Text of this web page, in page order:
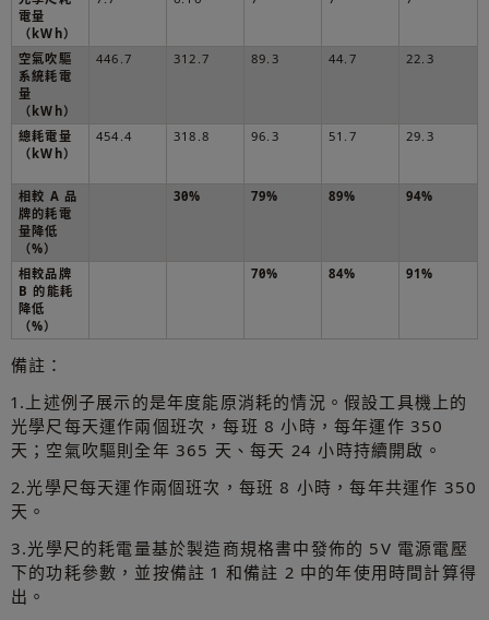
電量
（kWh）
空氣吹驅
系統耗電
量
（kWh）
446.7 312.7 89.3 44.7 22.3
總耗電量
（kWh）
454.4 318.8 96.3 51.7 29.3
相較 A 品
牌的耗電
量降低
（%）
30% 79% 89% 94%
相較品牌
B 的能耗
降低
（%）
70% 84% 91%
備註：
1.上述例子展示的是年度能原消耗的情況。假設工具機上的
光學尺每天運作兩個班次，每班 8 小時，每年運作 350
天；空氣吹驅則全年 365 天、每天 24 小時持續開啟。
2.光學尺每天運作兩個班次，每班 8 小時，每年共運作 350
天。
3.光學尺的耗電量基於製造商規格書中發佈的 5V 電源電壓
下的功耗參數，並按備註 1 和備註 2 中的年使用時間計算得
出。